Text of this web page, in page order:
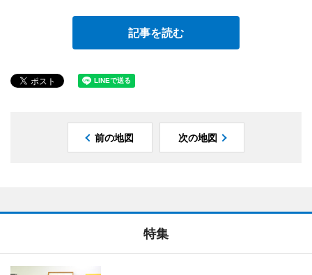
記事を読む
前の地図 次の地図
特集